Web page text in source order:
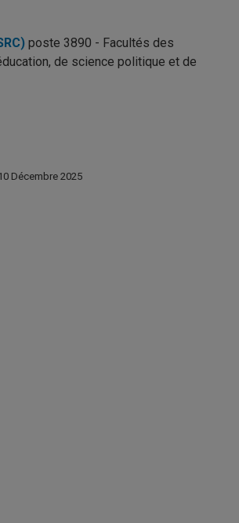
poste 3890 - Facultés des
de science politique et de
Décembre 2025